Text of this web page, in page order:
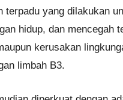
terpadu yang dilakukan
hidup, dan mencegah
kerusakan
limbah B3.